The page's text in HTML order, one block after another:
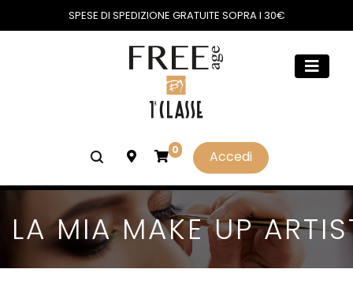
SPESE DI SPEDIZIONE GRATUITE SOPRA I 30€
0 Accedi
LA MIA MAKE UP